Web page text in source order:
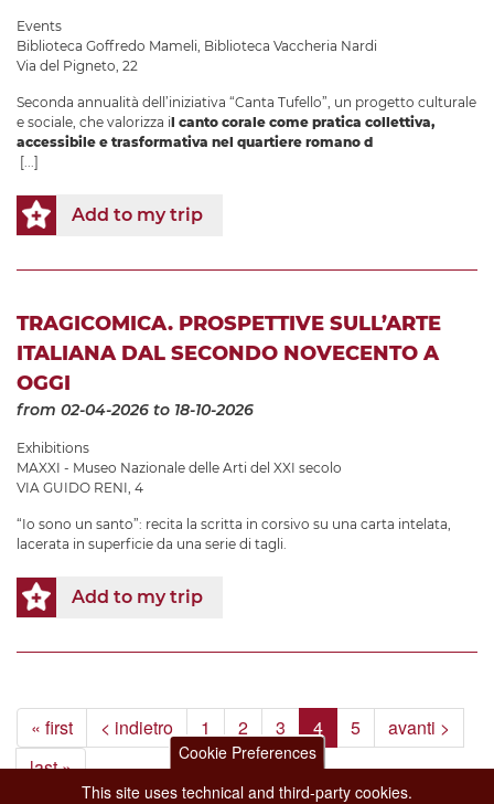
Events
Biblioteca Goffredo Mameli, Biblioteca Vaccheria Nardi
Via del Pigneto, 22
Seconda annualità dell’iniziativa “Canta Tufello”, un progetto culturale
e sociale, che valorizza il canto corale come pratica collettiva,
accessibile e trasformativa nel quartiere romano d
[...]
Add to my trip
TRAGICOMICA. PROSPETTIVE SULL’ARTE
ITALIANA DAL SECONDO NOVECENTO A
OGGI
from 02-04-2026 to 18-10-2026
Exhibitions
MAXXI - Museo Nazionale delle Arti del XXI secolo
VIA GUIDO RENI, 4
“Io sono un santo”: recita la scritta in corsivo su una carta intelata,
lacerata in superficie da una serie di tagli.
Add to my trip
« first < indietro 1 2 3 4 5
avanti >
last »
Cookie Preferences
This site uses technical and third-party cookies.